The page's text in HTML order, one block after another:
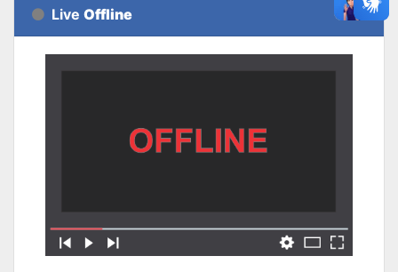
Live Offline